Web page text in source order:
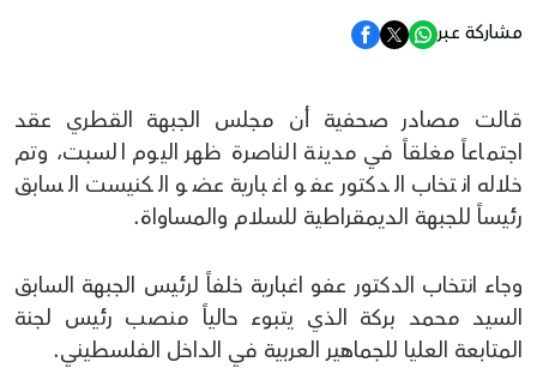
مشاركة عبر
قالت مصادر صحفية أن مجلس الجبهة القطري عقد
اجتماعاً مغلقاً في مدينة الناصرة ظهر اليوم السبت، وتم
خلاله انتخاب الدكتور عفو اغبارية عضو الكنيست السابق
رئيساً للجبهة الديمقراطية للسلام والمساواة.
وجاء انتخاب الدكتور عفو اغبارية خلفاً لرئيس الجبهة السابق
السيد محمد بركة الذي يتبوء حالياً منصب رئيس لجنة
المتابعة العليا للجماهير العربية في الداخل الفلسطيني.